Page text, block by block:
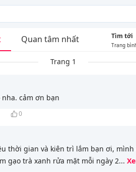
Quan tâm nhất Tìm tới
Trang
Trang 1
cảm ơn bạn
0
thời gian và kiên trì lắm bạn ơi,
gạo trà xanh rửa mặt mỗi ngày 2...